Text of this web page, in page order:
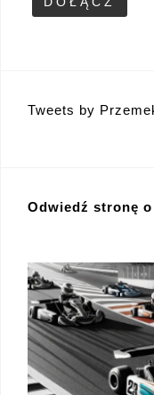
Tweets by
Odwiedź stronę